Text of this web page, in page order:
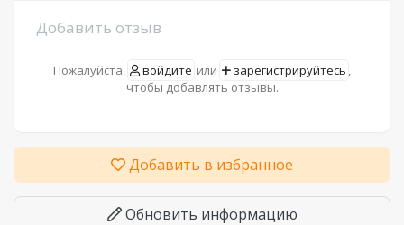
Добавить отзыв
Пожалуйста, войдите или зарегистрируйтесь ,
чтобы добавлять отзывы.
Добавить в избранное
Обновить информацию